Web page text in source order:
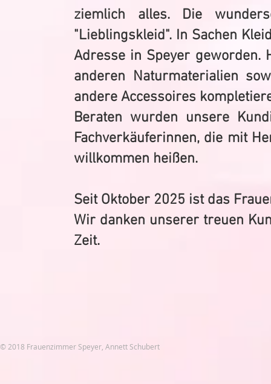
ziemlich alles. Die
"Lieblingskleid". In Sachen
Adresse in Speyer geworden.
anderen Naturmaterialien
andere Accessoires
Beraten wurden unsere
Fachverkäuferinnen, die mit
willkommen heißen.
Seit Oktober 2025 ist das
Wir danken unserer treuen
Zeit.
© 2018 Frauenzimmer Speyer, Annett Schubert